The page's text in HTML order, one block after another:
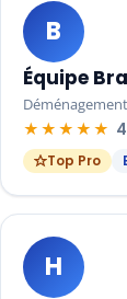
B
Équipe
★★★★★
Top Pro
H